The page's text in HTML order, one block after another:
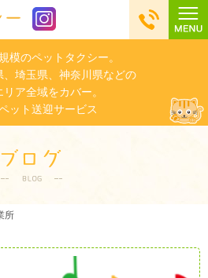
模のペットタクシー。
、埼玉県、神奈川県などの
ア全域をカバー。
ット送迎サービス
所